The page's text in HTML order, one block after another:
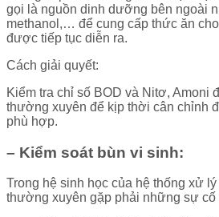
gọi là nguồn dinh dưỡng bên ngoài
methanol,… để cung cấp thức ăn
được tiếp tục diễn ra.
Cách giải quyết:
Kiểm tra chỉ số BOD và Nitơ, Amoni
thường xuyên để kịp thời cân chỉnh
phù hợp.
– Kiểm soát bùn vi sinh:
Trong hệ sinh học của hệ thống xử
thường xuyên gặp phải những sự cố